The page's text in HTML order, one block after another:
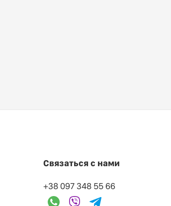
Связаться с нами
+38 097 348 55 66